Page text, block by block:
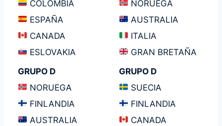
COLOMBIA
NORUEGA
ESPAÑA
AUSTRALIA
CANADA
ITALIA
ESLOVAKIA
GRAN BRETAÑA
GRUPO D
GRUPO D
NORUEGA
SUECIA
FINLANDIA
FINLANDIA
AUSTRALIA
CANADA